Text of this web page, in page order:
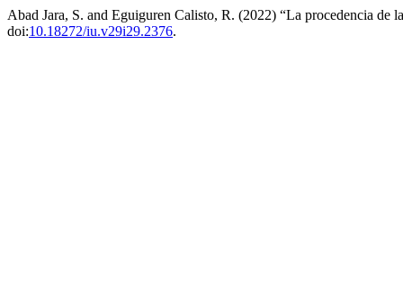
Abad Jara, S. and Eguiguren Calisto, R. (2022) “La procedencia de
doi:10.18272/iu.v29i29.2376.